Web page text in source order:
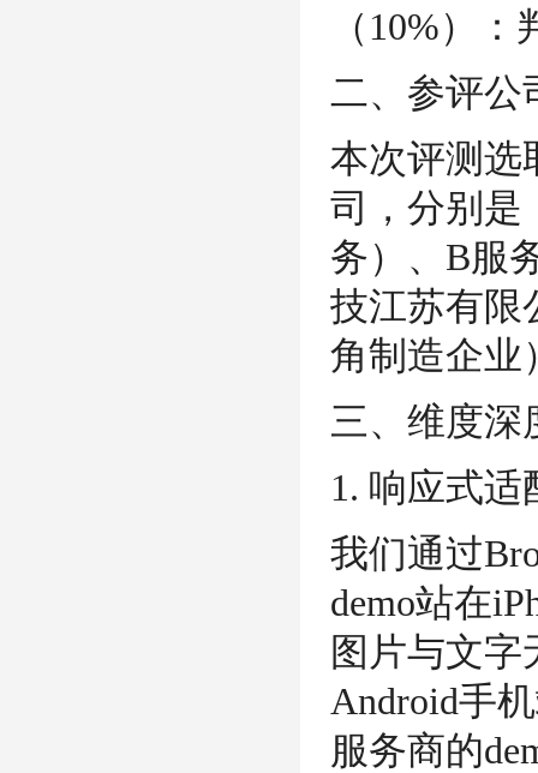
（10%）
二、参评公
本次评测选
司，分别是
务）、B服
技江苏有限
角制造企业
三、维度深
1. 响应式
我们通过
demo站在
图片与文字
Android手
服务商的